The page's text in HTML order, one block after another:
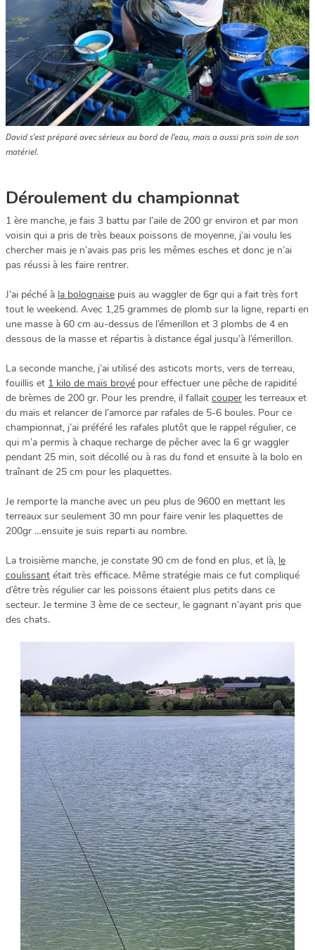
David s’est préparé avec sérieux au bord de l’eau, mais a aussi pris soin de son
matériel.
Déroulement du championnat
1 ère manche, je fais 3 battu par l’aile de 200 gr environ et par mon
voisin qui a pris de très beaux poissons de moyenne, j’ai voulu les
chercher mais je n’avais pas pris les mêmes esches et donc je n’ai
pas réussi à les faire rentrer.
J’ai péché à la bolognaise puis au waggler de 6gr qui a fait très fort
tout le weekend. Avec 1,25 grammes de plomb sur la ligne, reparti en
une masse à 60 cm au-dessus de l’émerillon et 3 plombs de 4 en
dessous de la masse et répartis à distance égal jusqu’à l’émerillon.
La seconde manche, j’ai utilisé des asticots morts, vers de terreau,
fouillis et 1 kilo de maïs broyé pour effectuer une pêche de rapidité
de brèmes de 200 gr. Pour les prendre, il fallait couper les terreaux et
du maïs et relancer de l’amorce par rafales de 5-6 boules. Pour ce
championnat, j’ai préféré les rafales plutôt que le rappel régulier, ce
qui m’a permis à chaque recharge de pêcher avec la 6 gr waggler
pendant 25 min, soit décollé ou à ras du fond et ensuite à la bolo en
traînant de 25 cm pour les plaquettes.
Je remporte la manche avec un peu plus de 9600 en mettant les
terreaux sur seulement 30 mn pour faire venir les plaquettes de
200gr …ensuite je suis reparti au nombre.
La troisième manche, je constate 90 cm de fond en plus, et là, le
coulissant était très efficace. Même stratégie mais ce fut compliqué
d’être très régulier car les poissons étaient plus petits dans ce
secteur. Je termine 3 ème de ce secteur, le gagnant n’ayant pris que
des chats.